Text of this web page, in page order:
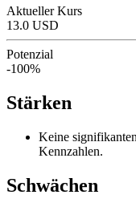
Aktueller Kurs
13.0 USD
Potenzial
-100%
Stärken
Keine
Kennzahlen.
Schwächen